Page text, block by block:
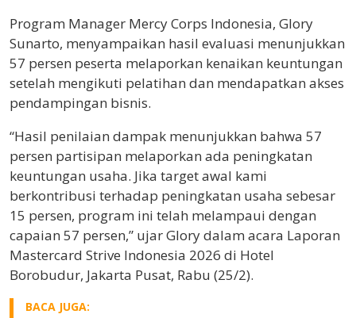
Program Manager Mercy Corps Indonesia, Glory
Sunarto, menyampaikan hasil evaluasi menunjukkan
57 persen peserta melaporkan kenaikan keuntungan
setelah mengikuti pelatihan dan mendapatkan akses
pendampingan bisnis.
“Hasil penilaian dampak menunjukkan bahwa 57
persen partisipan melaporkan ada peningkatan
keuntungan usaha. Jika target awal kami
berkontribusi terhadap peningkatan usaha sebesar
15 persen, program ini telah melampaui dengan
capaian 57 persen,” ujar Glory dalam acara Laporan
Mastercard Strive Indonesia 2026 di Hotel
Borobudur, Jakarta Pusat, Rabu (25/2).
BACA JUGA: